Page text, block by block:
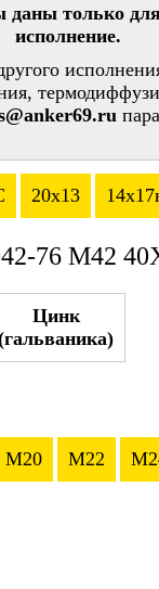
только
исполнение.
20х13
76 М42
Цинк
M20 M22